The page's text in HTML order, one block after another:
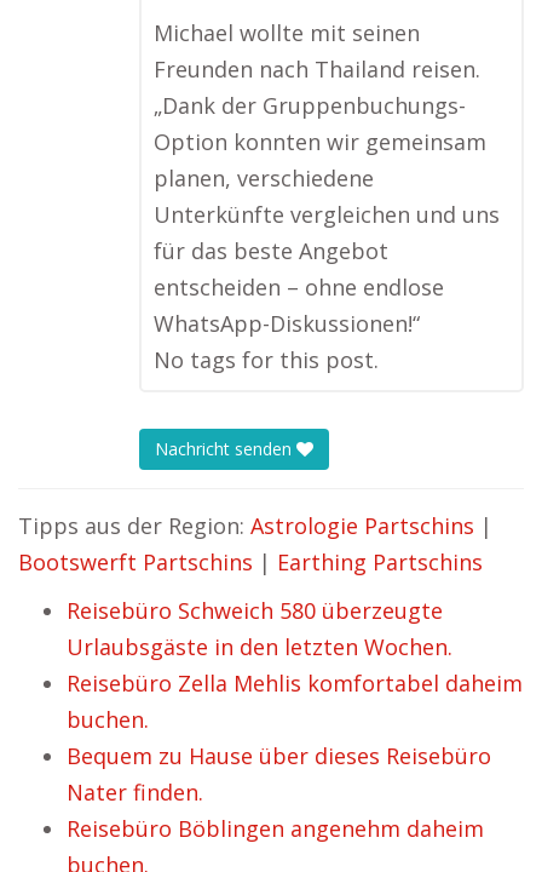
Michael wollte mit seinen
Freunden nach Thailand reisen.
„Dank der Gruppenbuchungs-
Option konnten wir gemeinsam
planen, verschiedene
Unterkünfte vergleichen und uns
für das beste Angebot
entscheiden – ohne endlose
WhatsApp-Diskussionen!“
No tags for this post.
Nachricht senden
Tipps aus der Region: Astrologie Partschins |
Bootswerft Partschins | Earthing Partschins
Reisebüro Schweich 580 überzeugte
Urlaubsgäste in den letzten Wochen.
Reisebüro Zella Mehlis komfortabel daheim
buchen.
Bequem zu Hause über dieses Reisebüro
Nater finden.
Reisebüro Böblingen angenehm daheim
buchen.